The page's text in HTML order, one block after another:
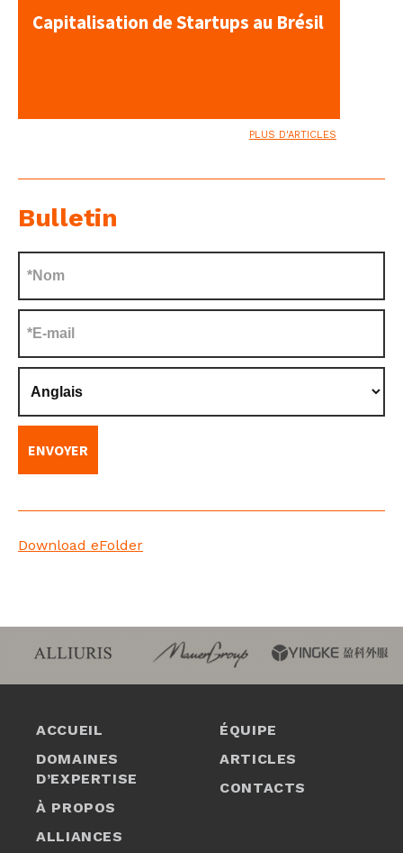
Capitalisation de Startups au Brésil
PLUS D'ARTICLES
Bulletin
Download eFolder
ACCUEIL
DOMAINES
D’EXPERTISE
À PROPOS
ALLIANCES
ÉQUIPE
ARTICLES
CONTACTS